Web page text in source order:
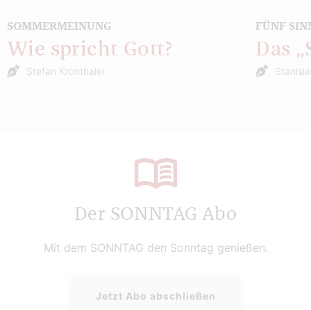
SOMMERMEINUNG
Wie spricht Gott?
Stefan Kronthaler
FÜNF
Das
Der SONNTAG Abo
Mit dem SONNTAG den Sonntag genießen.
Jetzt Abo abschließen